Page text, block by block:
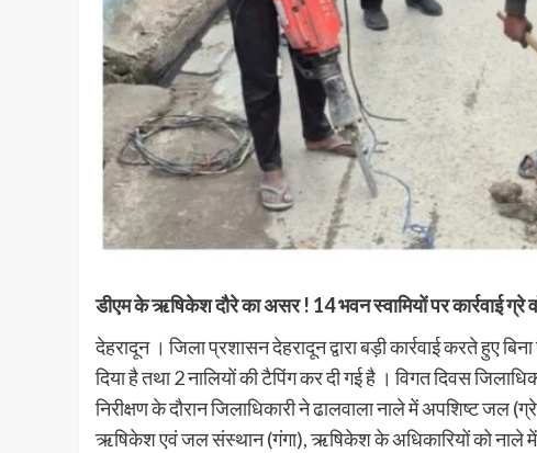
डीएम के ऋषिकेश दौरे का असर ! 14 भवन स्वामियों पर कार्रवाई ग्रे
देहरादून । जिला प्रशासन देहरादून द्वारा बड़ी कार्रवाई करते हुए
दिया है तथा 2 नालियों की टैपिंग कर दी गई है । विगत दिवस
निरीक्षण के दौरान जिलाधिकारी ने ढालवाला नाले में अपशिष्ट जल
ऋषिकेश एवं जल संस्थान (गंगा), ऋषिकेश के अधिकारियों को नाले